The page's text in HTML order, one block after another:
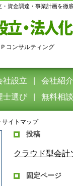
資金調達・事業計画を徹
コンサルティング
社設立 会社紹介
士選び
無料相
サイトマップ
投稿
クラウド型会
固定ページ